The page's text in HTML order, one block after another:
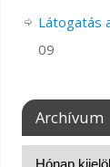
Látogatás
09
Archívum